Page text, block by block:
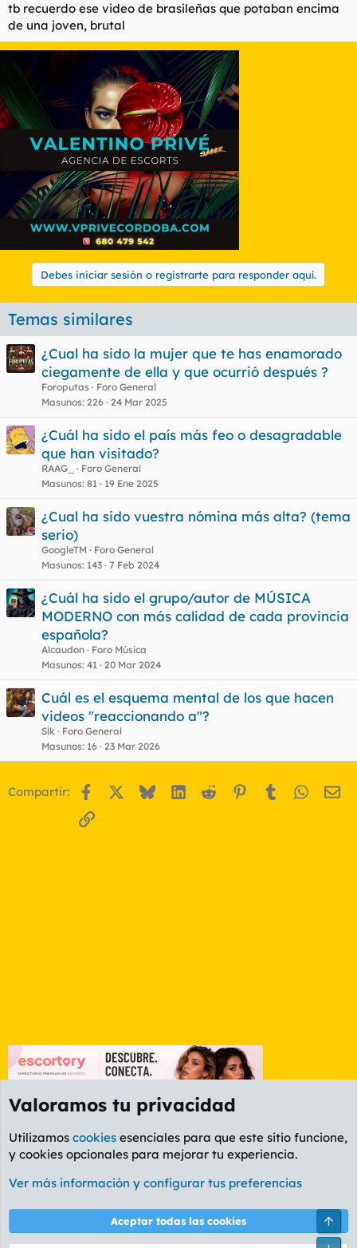
tb recuerdo ese video de brasileñas que potaban encima
de una joven, brutal
Debes iniciar sesión o registrarte para responder aquí.
Temas similares
¿Cual ha sido la mujer que te has enamorado
ciegamente de ella y que ocurrió después ?
Foroputas
Foro General
Masunos 226 24 Mar 2025
¿Cuál ha sido el país más feo o desagradable
que han visitado?
RAAG_
Foro General
Masunos 81 19 Ene 2025
¿Cual ha sido vuestra nómina más alta? (tema
serio)
GoogleTM
Foro General
Masunos 143 7 Feb 2024
¿Cuál ha sido el grupo/autor de MÚSICA
MODERNO con más calidad de cada provincia
española?
Alcaudon
Foro Música
Masunos 41 20 Mar 2024
Cuál es el esquema mental de los que hacen
videos "reaccionando a"?
Slk
Foro General
Masunos 16 23 Mar 2026
Compartir: Facebook BlueskyLinkedIn
Reddit Pinterest
Tumblr
Enlace
Foro General
Cookies
PL OLDSTYLE AMARILLO
Términos y reglas Política de privacidad Ayuda
Valoramos tu privacidad
Utilizamos cookies esenciales para que este sitio funcione,
y cookies opcionales para mejorar tu experiencia.
Ver más información y configurar tus preferencias
Aceptar todas las cookies